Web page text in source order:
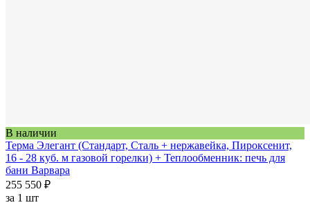
В наличии
Терма Элегант (Стандарт, Сталь + нержавейка, Пироксенит,
16 - 28 куб. м газовой горелки) + Теплообменник: печь для
бани Варвара
255 550 ₽
за 1 шт